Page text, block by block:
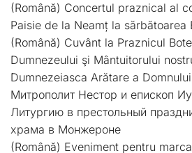
(Română) Concertul praznical al
Paisie de la Neamț la sărbătoarea
(Română) Cuvânt la Praznicul
Dumnezeului şi Mântuitorului
Dumnezeiasca Arătare a Domnului
Митрополит Нестор и епископ
Литургию в престольный
храма в Монжероне
(Română) Eveniment pentru